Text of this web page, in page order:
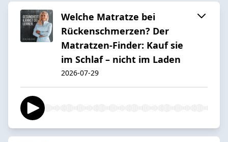
Welche Matratze bei
Rückenschmerzen? Der
Matratzen-Finder: Kauf sie
im Schlaf – nicht im Laden
2026-07-29